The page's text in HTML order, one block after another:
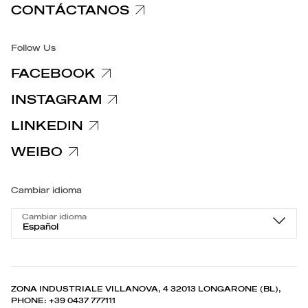
Accesibilidad
CONTÁCTANOS
Follow Us
FACEBOOK
INSTAGRAM
LINKEDIN
WEIBO
Cambiar idioma
Cambiar idioma
Español
ZONA INDUSTRIALE VILLANOVA, 4 32013 LONGARONE (BL),
PHONE: +39 0437 777111